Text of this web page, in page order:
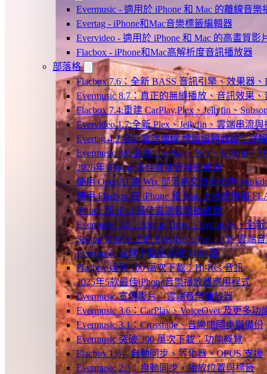
Evermusic - 適用於 iPhone 和 Mac 的離線音樂
Evertag - iPhone和Mac音樂標籤編輯器
Evervideo - 適用於 iPhone 和 Mac 的高畫質影
Flacbox - iPhone和Mac高解析度音訊播放器
部落格
Flacbox 7.6：全新 BASS 音訊引擎、效果器
Evermusic 8.7：真正的無縫播放、音訊效果
Flacbox 7.4:重建 CarPlay,Plex、Jellyfin、
Evervideo 1.7:全新 Plex、Jellyfin、雲端串流
Evertag 4.2:全新雲端連線,標籤編輯器設定詳解
Evermusic 8.6:全新 CarPlay、Plex、Jellyfin、
2026年 iPhone 最佳雲端音樂播放器
使用 OpenAI 將 Wix 部落格文章匯出為
使用 Flacbox 在 iPhone 和 Mac 上播放無損
iPhone 和 iPad 最佳雲端音樂播放器
Evermusic 6.8：Aliyun Drive、Synology、全
Setapp Mobile 上的 Evermusic Pro：iOS 雲端
Evermusic 全球下載量突破 1100 萬
Flacbox 達到 100 萬次下載：Hi-Res 音訊
2025年5款最佳iPhone音樂播放器應用程式
Evermusic 宣傳影片：雲端音樂播放器
Evermusic 3.6：CarPlay、VoiceOver 及更多功
Evermusic 3.1：Crossfade、音樂庫同步與備份
Evermusic 突破 300 萬次下載：功能概覽
Flacbox 1.6：自動同步、等化器、OPUS 支援
Evermusic 2.3：自動同步、播放位置與標籤